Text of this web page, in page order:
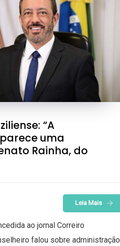
“A
uma
Rainha, do
Leia Mais
ao jornal Correiro
falou sobre administração